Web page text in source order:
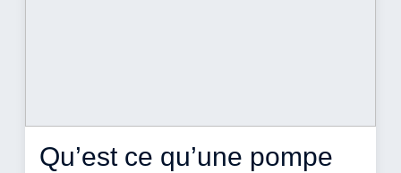
Qu’est ce qu’une pompe